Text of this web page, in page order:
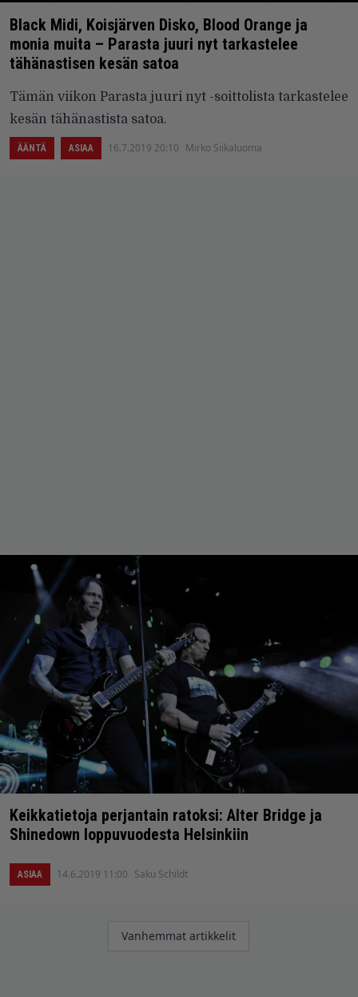
Black Midi, Koisjärven Disko, Blood Orange ja
monia muita – Parasta juuri nyt tarkastelee
tähänastisen kesän satoa
Tämän viikon Parasta juuri nyt -soittolista tarkastelee
kesän tähänastista satoa.
ÄÄNTÄ ASIAA 16.7.2019 20:10 Mirko Siikaluoma
Keikkatietoja perjantain ratoksi: Alter Bridge ja
Shinedown loppuvuodesta Helsinkiin
ASIAA 14.6.2019 11:00 Saku Schildt
Artikkelien
Vanhemmat artikkelit